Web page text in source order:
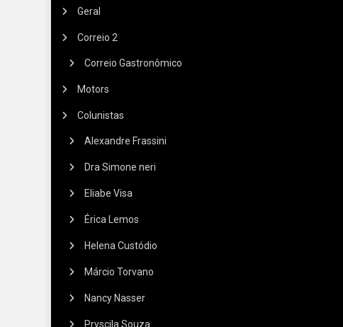
Geral
Correio 2
Correio Gastronômico
Motors
Colunistas
Alexandre Frassini
Dra Simone neri
Eliabe Visa
Érica Lemos
Helena Custódio
Márcio Torvano
Nancy Nasser
Pryscila Souza